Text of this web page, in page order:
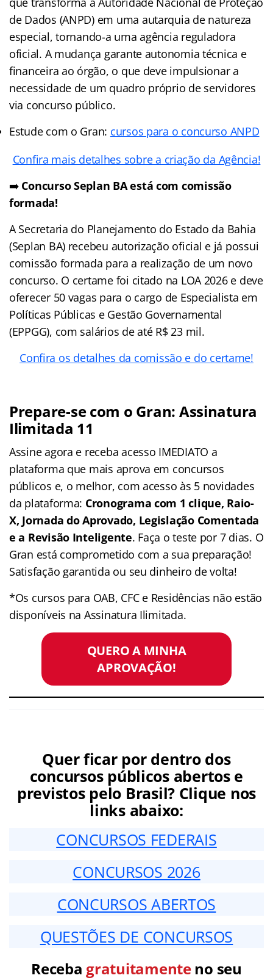
de Dados (ANPD) em uma autarquia de natureza
especial, tornando-a uma agência reguladora
oficial. A mudança garante autonomia técnica e
financeira ao órgão, o que deve impulsionar a
necessidade de um quadro próprio de servidores
via concurso público.
Estude com o Gran: cursos para o concurso ANPD
Confira mais detalhes sobre a criação da Agência!
➡️ Concurso Seplan BA está com comissão
formada!
A Secretaria do Planejamento do Estado da Bahia
(Seplan BA) recebeu autorização oficial e já possui
comissão formada para a realização de um novo
concurso. O certame foi citado na LOA 2026 e deve
oferecer 50 vagas para o cargo de Especialista em
Políticas Públicas e Gestão Governamental
(EPPGG), com salários de até R$ 23 mil.
Confira os detalhes da comissão e do certame!
Prepare-se com o Gran: Assinatura
Ilimitada 11
Assine agora e receba acesso IMEDIATO a
plataforma que mais aprova em concursos
públicos e, o melhor, com acesso às 5 novidades
da plataforma: Cronograma com 1 clique, Raio-
X, Jornada do Aprovado, Legislação Comentada
e a Revisão Inteligente. Faça o teste por 7 dias. O
Gran está comprometido com a sua preparação!
Satisfação garantida ou seu dinheiro de volta!
*Os cursos para OAB, CFC e Residências não estão
disponíveis na Assinatura Ilimitada.
QUERO A MINHA
APROVAÇÃO!
Quer ficar por dentro dos
concursos públicos abertos e
previstos pelo Brasil? Clique nos
links abaixo:
CONCURSOS FEDERAIS
CONCURSOS 2026
CONCURSOS ABERTOS
QUESTÕES DE CONCURSOS
Receba gratuitamenteno seu